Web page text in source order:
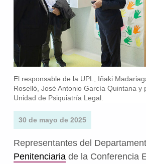
El responsable de la UPL, Iñaki
Roselló, José Antonio García Quintana y
Unidad de Psiquiatría Legal.
30 de mayo de 2025
Representantes del
Penitenciariade la Conferencia